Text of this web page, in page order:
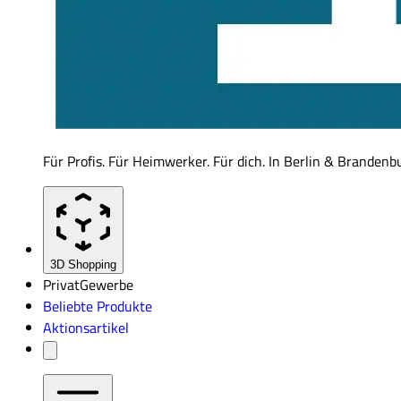
Für Profis. Für Heimwerker. Für dich. In Berlin &
3D Shopping
PrivatGewerbe
Beliebte Produkte
Aktionsartikel